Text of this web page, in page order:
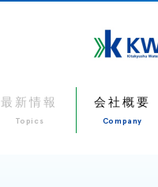
最新情報
Topics
会社概要
Company